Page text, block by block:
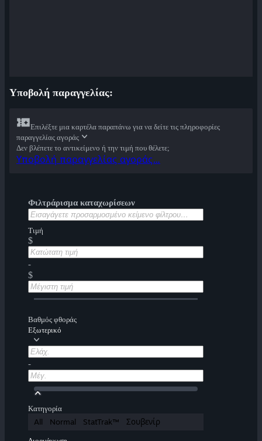
Υποβολή παραγγελίας:
Επιλέξτε μια καρτέλα παραπάνω για να δείτε τις πληροφορίες
παραγγελίας αγοράς
Δεν βλέπετε το αντικείμενο ή την τιμή που θέλετε;
Υποβολή παραγγελίας αγοράς…
Φιλτράρισμα καταχωρίσεων
Τιμή
$
-
$
Βαθμός φθοράς
Εξωτερικό
-
Κατηγορία
All Normal StatTrak™ Σουβενίρ